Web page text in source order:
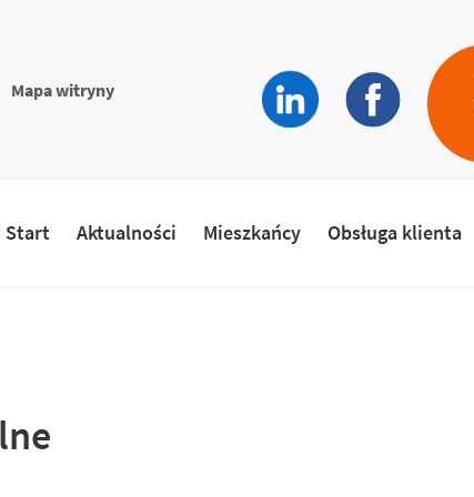
Mapa witryny
Start Aktualności Mieszkańcy Obsługa klienta